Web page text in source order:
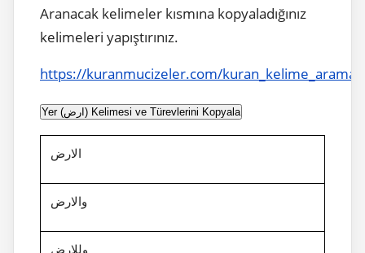
Aranacak kelimeler kısmına kopyaladığınız
kelimeleri yapıştırınız.
https://kuranmucizeler.com/
Yer (ارض) Kelimesi ve Türevlerini Kopyala
الارض
والارض
وللارض